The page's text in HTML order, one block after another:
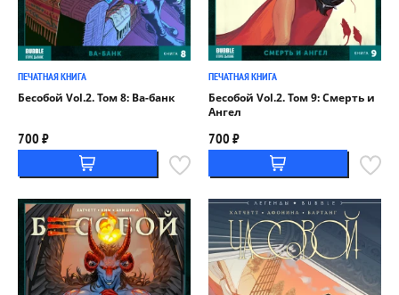
ПЕЧАТНАЯ КНИГА
Бесобой Vol.2. Том 8: Ва-банк
700 ₽
ПЕЧАТНАЯ КНИГА
Бесобой Vol.2. Том 9: Смерть и
Ангел
700 ₽